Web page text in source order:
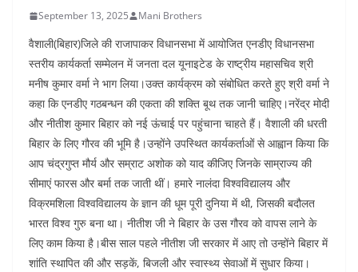
September 13, 2025 Mani Brothers
वैशाली(बिहार)जिले की राजापाकर विधानसभा में आयोजित एनडीए विधानसभा
स्तरीय कार्यकर्ता सम्मेलन में जनता दल यूनाइटेड के राष्ट्रीय महासचिव श्री
मनीष कुमार वर्मा ने भाग लिया।उक्त कार्यक्रम को संबोधित करते हुए श्री वर्मा ने
कहा कि एनडीए गठबन्धन की एकता की शक्ति बूथ तक जानी चाहिए।नरेंद्र मोदी
और नीतीश कुमार बिहार को नई ऊंचाई पर पहुंचाना चाहते हैं। वैशाली की धरती
बिहार के लिए गौरव की भूमि है।उन्होंने उपस्थित कार्यकर्ताओं से आह्वान किया कि
आप चंद्रगुप्त मौर्य और सम्राट अशोक को याद कीजिए जिनके साम्राज्य की
सीमाएं फारस और बर्मा तक जाती थीं। हमारे नालंदा विश्वविद्यालय और
विक्रमशिला विश्वविद्यालय के ज्ञान की धूम पूरी दुनिया में थी, जिसकी बदौलत
भारत विश्व गुरु बना था। नीतीश जी ने बिहार के उस गौरव को वापस लाने के
लिए काम किया है।बीस साल पहले नीतीश जी सरकार में आए तो उन्होंने बिहार में
शांति स्थापित की और सड़कें, बिजली और स्वास्थ्य सेवाओं में सुधार किया।